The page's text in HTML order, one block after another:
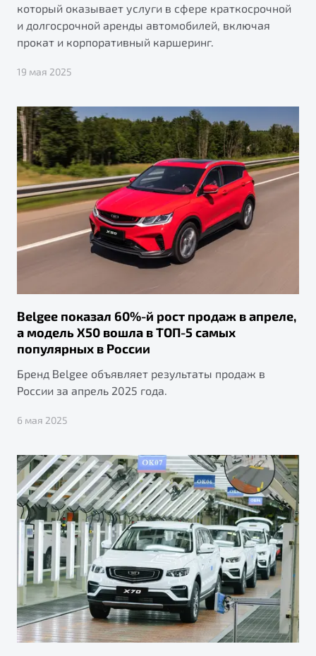
который оказывает услуги в сфере краткосрочной
и долгосрочной аренды автомобилей, включая
прокат и корпоративный каршеринг.
19 мая 2025
Belgee показал 60%-й рост продаж в апреле,
а модель X50 вошла в ТОП-5 самых
популярных в России
Бренд Belgee объявляет результаты продаж в
России за апрель 2025 года.
6 мая 2025